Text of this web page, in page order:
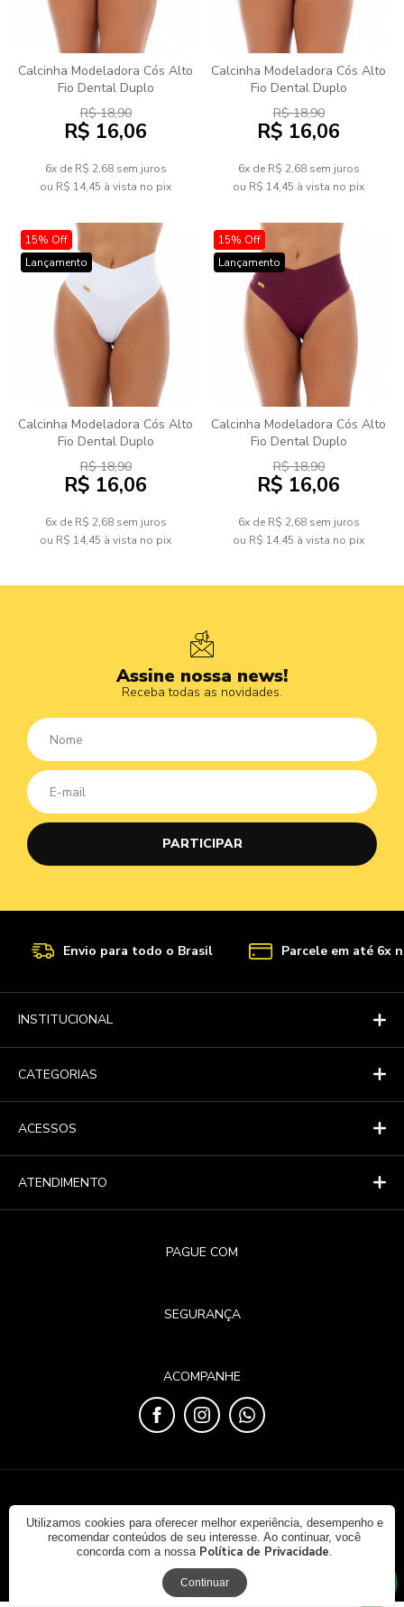
Calcinha Modeladora Cós Alto
Fio Dental Duplo
R$ 18,90
R$ 16,06
6x de R$ 2,68 sem juros
ou R$ 14,45 à vista no pix
Calcinha Modeladora Cós Alto
Fio Dental Duplo
R$ 18,90
R$ 16,06
6x de R$ 2,68 sem juros
ou R$ 14,45 à vista no pix
15% Off
Lançamento
Calcinha Modeladora Cós Alto
Fio Dental Duplo
R$ 18,90
R$ 16,06
6x de R$ 2,68 sem juros
ou R$ 14,45 à vista no pix
15% Off
Lançamento
Calcinha Modeladora Cós Alto
Fio Dental Duplo
R$ 18,90
R$ 16,06
6x de R$ 2,68 sem juros
ou R$ 14,45 à vista no pix
Assine nossa news!
Receba todas as novidades.
Envio para todo o Brasil Parcele em até 6x
INSTITUCIONAL
CATEGORIAS
ACESSOS
ATENDIMENTO
PAGUE COM
SEGURANÇA
ACOMPANHE
direitos reservados.
Utilizamos cookies para oferecer melhor experiência, desempenho e
recomendar conteúdos de seu interesse. Ao continuar, você
concorda com a nossa Política de Privacidade.
Continuar